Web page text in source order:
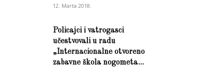
12. Marta 2018.
Policajci i vatrogasci
učestvovali u radu
„Internacionalne otvoreno
zabavne škola nogometa...